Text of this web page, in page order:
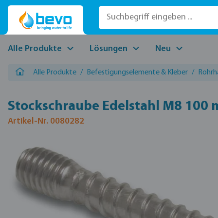
Hauptinhalt springen
Zur Suche springen
Zur Hauptnavigation springen
Alle Produkte Lösungen Neu
Alle Produkte / Befestigungselemente & Kleber /
Stockschraube Edelstahl M8 100
Artikel-Nr. 0080282
Bildergalerie überspringen